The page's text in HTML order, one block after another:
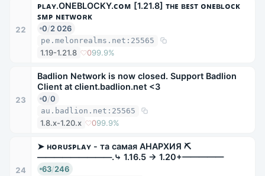
22
ᴘʟᴀʏ.ONEBLOCKY.ᴄᴏᴍ [1.21.8] ᴛʜᴇ ʙᴇꜱᴛ ᴏɴᴇʙʟᴏᴄᴋ
ꜱᴍᴘ ɴᴇᴛᴡᴏʀᴋ
0/2 026
pe.melonrealms.net:25565
1.19-1.21.8 099.9%
23
Badlion Network is now closed. Support Badlion
Client at client.badlion.net <3
0/0
au.badlion.net:25565
1.8.x-1.20.x 099.9%
24
➤ ʜᴏʀᴜꜱᴘʟᴀʏ - та самая АНАРХИЯ ⛏
—————————.⤷ 1.16.5 → 1.20+—————
63/246